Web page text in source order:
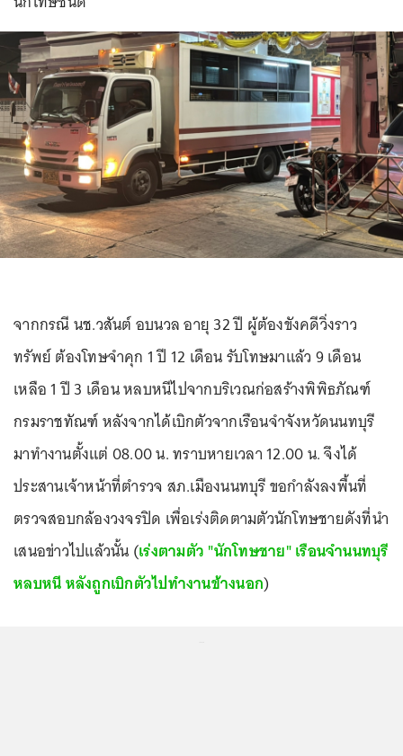
จากกรณี นช.วสันต์ อบนวล อายุ 32 ปี ผู้ต้องขังคดีวิ่งราว
ทรัพย์ ต้องโทษจำคุก 1 ปี 12 เดือน รับโทษมาแล้ว 9 เดือน
เหลือ 1 ปี 3 เดือน หลบหนีไปจากบริเวณก่อสร้างพิพิธภัณฑ์
กรมราชทัณฑ์ หลังจากได้เบิกตัวจากเรือนจำจังหวัดนนทบุรี
มาทำงานตั้งแต่ 08.00 น. ทราบหายเวลา 12.00 น. จึงได้
ประสานเจ้าหน้าที่ตำรวจ สภ.เมืองนนทบุรี ขอกำลังลงพื้นที่
ตรวจสอบกล้องวงจรปิด เพื่อเร่งติดตามตัวนักโทษชายดังที่นำ
เสนอข่าวไปแล้วนั้น (เร่งตามตัว "นักโทษชาย" เรือนจำนนทบุรี
หลบหนี หลังถูกเบิกตัวไปทำงานข้างนอก)